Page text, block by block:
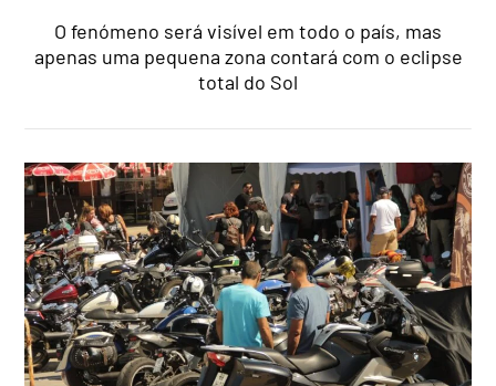
O fenómeno será visível em todo o país, mas
apenas uma pequena zona contará com o eclipse
total do Sol